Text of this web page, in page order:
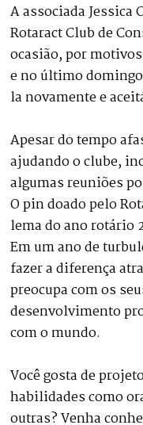
A associada Jessica
Rotaract Club de
ocasião, por
e no último
la novamente e
Apesar do tempo
ajudando o clube,
algumas reuniões
O pin doado pelo
lema do ano rotário
Em um ano de
fazer a diferença
preocupa com os
desenvolvimento
com o mundo.
Você gosta de
habilidades como
outras? Venha